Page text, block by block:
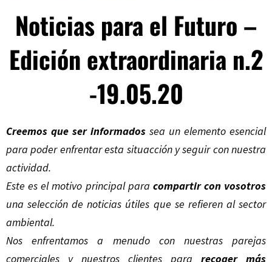
Noticias para el Futuro –
Edición extraordinaria n.2
-19.05.20
Creemos que ser informados sea un elemento esencial
para poder enfrentar esta situacción y seguir con nuestra
actividad.
Este es el motivo principal para compartir con vosotros
una selección de noticias útiles que se refieren al sector
ambiental.
Nos enfrentamos a menudo con nuestras parejas
comerciales y nuestros clientes para recoger más